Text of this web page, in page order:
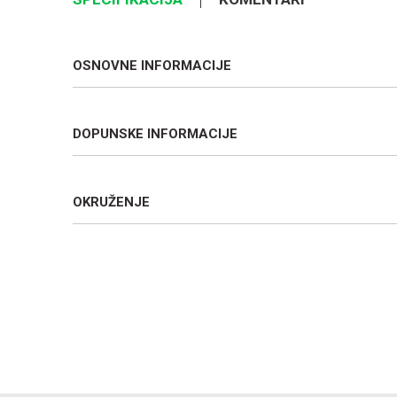
OSNOVNE INFORMACIJE
DOPUNSKE INFORMACIJE
OKRUŽENJE